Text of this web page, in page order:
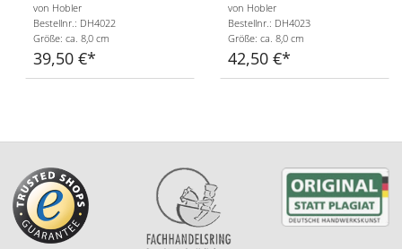
von Hobler
Bestellnr.: DH4022
Größe: ca. 8,0 cm
39,50 €
von Hobler
Bestellnr.: DH4023
Größe: ca. 8,0 cm
42,50 €